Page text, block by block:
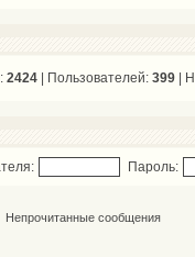
2424 | Пользователей: 399 |
Пароль:
Непрочитанные сообщения